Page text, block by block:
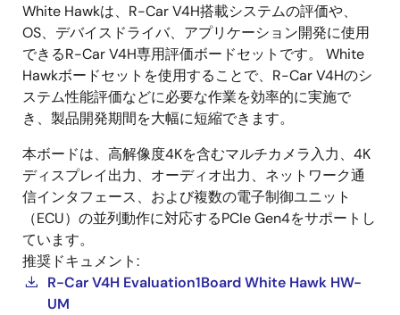
White Hawkは、R-Car V4H搭載システムの評価や、
OS、デバイスドライバ、アプリケーション開発に使用
できるR-Car V4H専用評価ボードセットです。 White
Hawkボードセットを使用することで、R-Car V4Hのシ
ステム性能評価などに必要な作業を効率的に実施で
き、製品開発期間を大幅に短縮できます。
本ボードは、高解像度4Kを含むマルチカメラ入力、4K
ディスプレイ出力、オーディオ出力、ネットワーク通
信インタフェース、および複数の電子制御ユニット
（ECU）の並列動作に対応するPCIe Gen4をサポートし
ています。
推奨ドキュメント:
R-Car V4H Evaluation1Board White Hawk HW-
UM